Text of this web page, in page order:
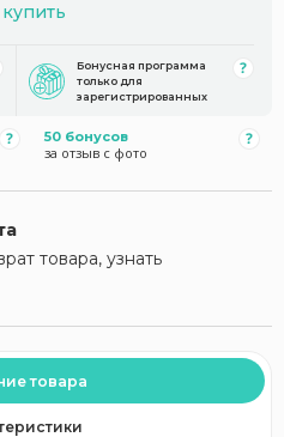
Бонусная программа
только для
зарегистрированных
50 бонусов
за отзыв с фото
товара, узнать
товара